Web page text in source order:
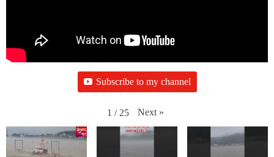
Subscribe to my channel
1 / 25 Next »